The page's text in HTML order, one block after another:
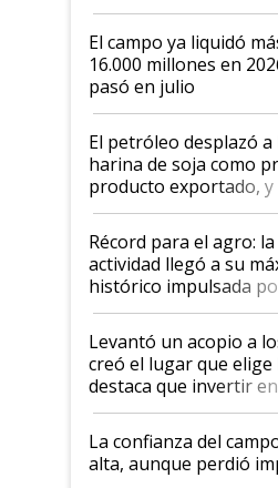
El campo ya liquidó
16.000 millones en
pasó en julio
El petróleo desplazó a
harina de soja como
producto exportado, y
el agro aportó casi
diez dólares y sostuvo el
liderazgo en un
récord
Récord para el agro: la
actividad llegó a su
histórico impulsada
cosecha y las
Levantó un acopio a
creó el lugar que elige
destaca que invertir
kirchnerismo era
plata a un hijo para
Juan Félix Rossetti, el
que de una dura crisis
La confianza del
alta, aunque perdió